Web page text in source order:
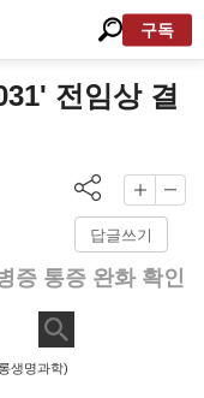
구독
전임상 결
답글쓰기
증 통증 완화 확인
생명과학)